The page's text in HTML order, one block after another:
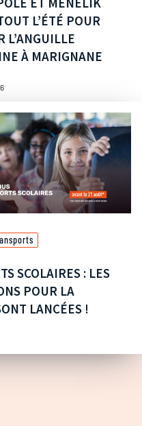
L’ÉTÉ POUR
L’ANGUILLE
À MARIGNANE
SCOLAIRES : LES
POUR LA
LANCÉES !